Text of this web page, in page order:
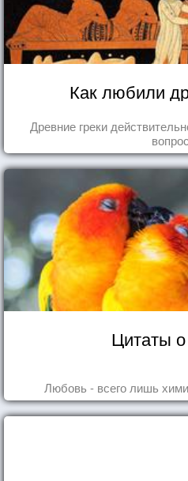
Как любили
Древние греки
Цитаты
Любовь - всего лишь